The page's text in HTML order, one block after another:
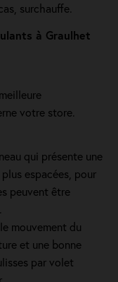
surchauffe.
à Graulhet
votre store.
qui présente une
espacées, pour
peuvent être
mouvement du
et une bonne
par volet